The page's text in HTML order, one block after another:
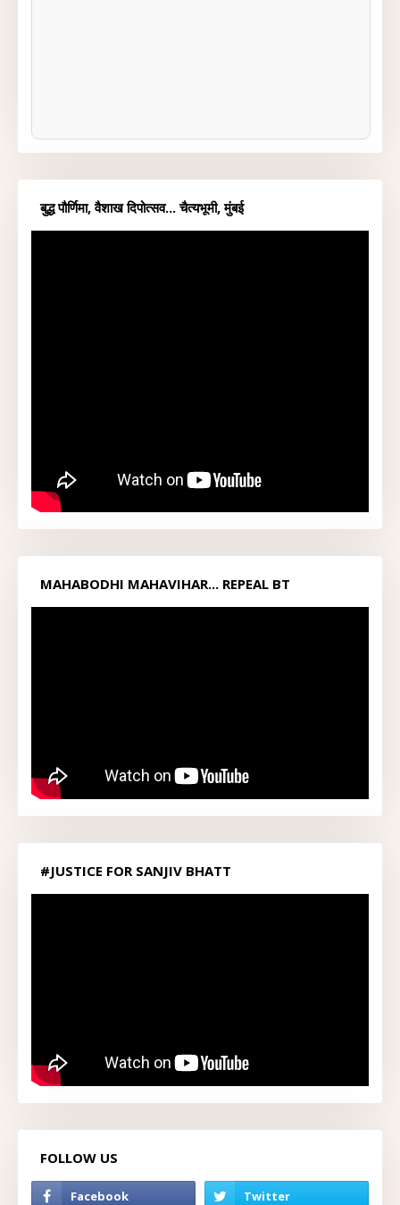
बुद्ध पौर्णिमा, वैशाख दिपोत्सव... चैत्यभूमी, मुंबई
MAHABODHI MAHAVIHAR... REPEAL BT
ACT1949...
#JUSTICE FOR SANJIV BHATT
FOLLOW US